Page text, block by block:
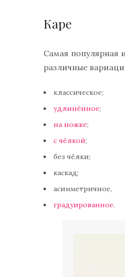
Каре
Самая популярная
различные
классическое;
удлинённое;
на ножке;
с чёлкой;
без чёлки;
каскад;
асимметричное,
градуированное.